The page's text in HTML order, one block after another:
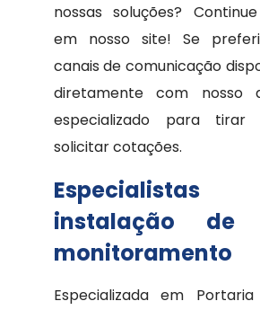
nossas soluções?
em nosso site! Se
canais de comunicação
diretamente com nosso
especializado para tirar
solicitar cotações.
instalação de
monitoramento
Especializada em